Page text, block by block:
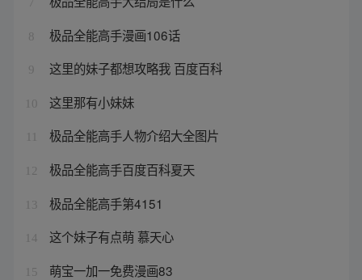
8 极品全能高手漫画106话
9 这里的妹子都想攻略我 百度百科
10 这里那有小妹妹
极品全能高手人物介绍大全图片
12 极品全能高手百度百科夏天
13 极品全能高手第4151
14 这个妹子有点萌 慕天心
15 萌宝一加一免费漫画83